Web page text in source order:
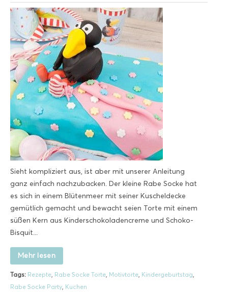
Sieht kompliziert aus, ist aber mit unserer Anleitung
ganz einfach nachzubacken. Der kleine Rabe Socke hat
es sich in einem Blütenmeer mit seiner Kuscheldecke
gemütlich gemacht und bewacht seien Torte mit einem
süßen Kern aus Kinderschokoladencreme und Schoko-
Bisquit...
Mehr lesen
Tags: Rezepte, Rabe Socke Torte, Motivtorte, Kindergeburtstag,
Rabe Socke Party, Kuchen